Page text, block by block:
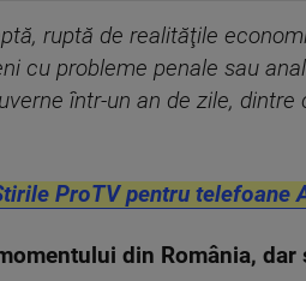
ruptă de realităţile
cu probleme penale sau
într-un an de zile,
ProTV pentru telefoane
din România, dar